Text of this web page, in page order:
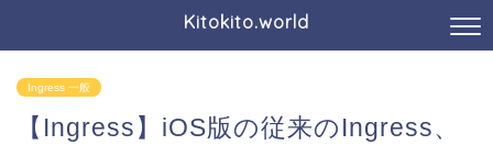
Kitokito.world
Ingress 一般
【Ingress】iOS版の従来のIngress、